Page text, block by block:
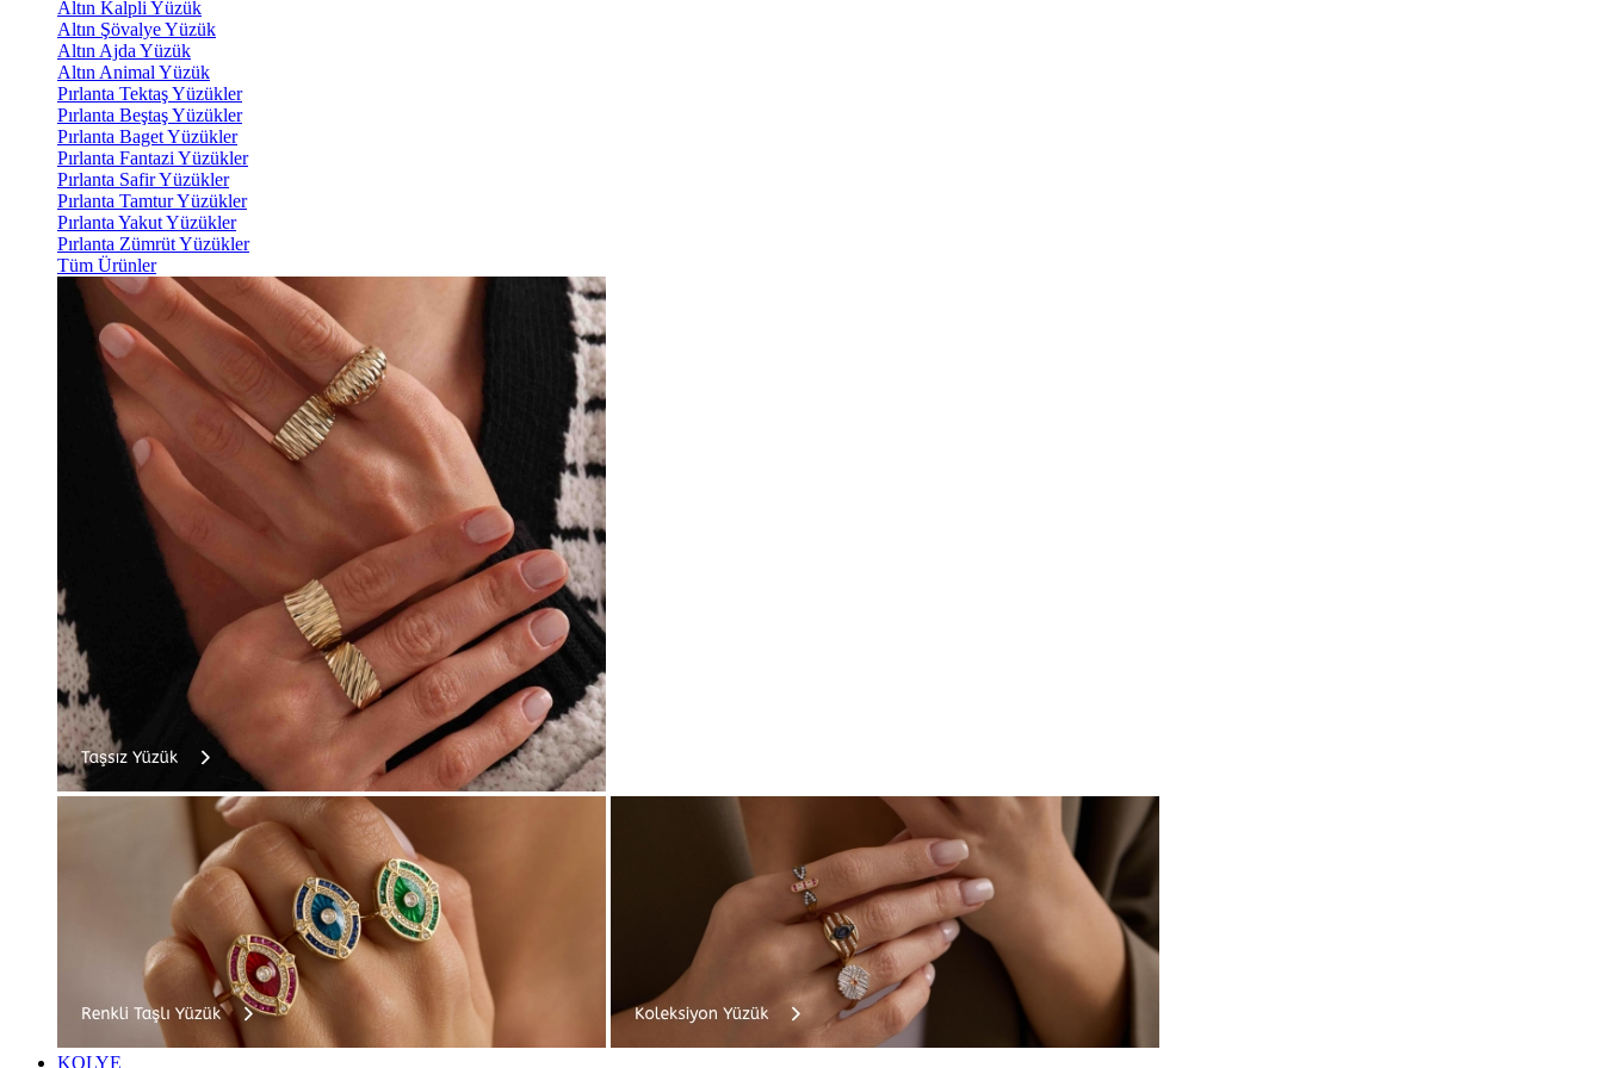
Altın Kalpli Yüzük
Altın Şövalye Yüzük
Altın Ajda Yüzük
Altın Animal Yüzük
Pırlanta Tektaş Yüzükler
Pırlanta Beştaş Yüzükler
Pırlanta Baget Yüzükler
Pırlanta Fantazi Yüzükler
Pırlanta Safir Yüzükler
Pırlanta Tamtur Yüzükler
Pırlanta Yakut Yüzükler
Pırlanta Zümrüt Yüzükler
Tüm Ürünler
KOLYE